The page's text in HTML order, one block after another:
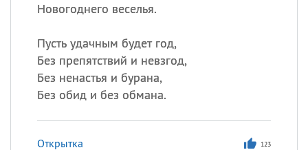
Новогоднего веселья.
Пусть удачным будет год,
Без препятствий и невзгод,
Без ненастья и бурана,
Без обид и без обмана.
Открытка 123